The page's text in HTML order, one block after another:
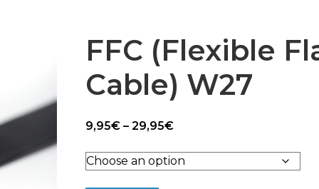
FFC (Flexible
Cable) W27
9,95€ – 29,95€Price
9,95€